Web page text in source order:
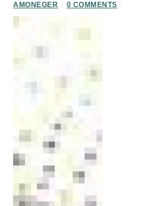
AMONEGER / 0 COMMENTS /